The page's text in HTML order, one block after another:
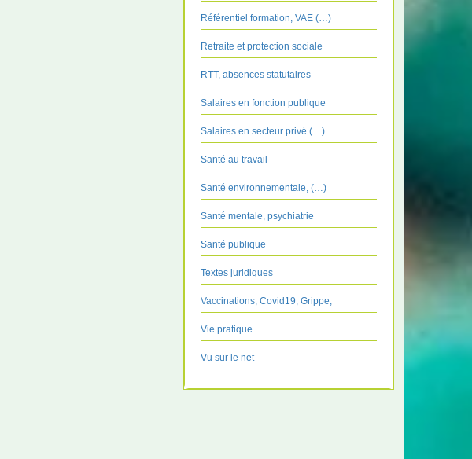
Référentiel formation, VAE (…)
Retraite et protection sociale
RTT, absences statutaires
Salaires en fonction publique
Salaires en secteur privé (…)
Santé au travail
Santé environnementale, (…)
Santé mentale, psychiatrie
Santé publique
Textes juridiques
Vaccinations, Covid19, Grippe,
Vie pratique
Vu sur le net